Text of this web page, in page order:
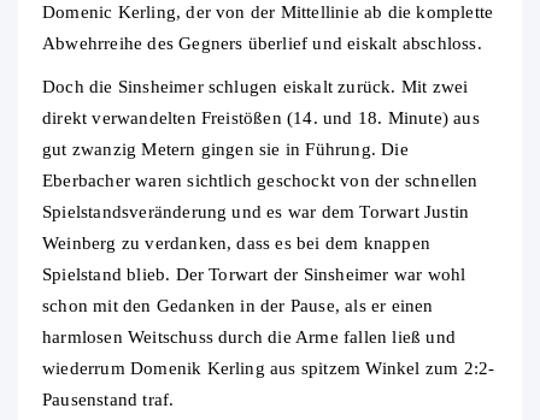
Domenic Kerling, der von der Mittellinie ab die komplette
Abwehrreihe des Gegners überlief und eiskalt abschloss.
Doch die Sinsheimer schlugen eiskalt zurück. Mit zwei
direkt verwandelten Freistößen (14. und 18. Minute) aus
gut zwanzig Metern gingen sie in Führung. Die
Eberbacher waren sichtlich geschockt von der schnellen
Spielstandsveränderung und es war dem Torwart Justin
Weinberg zu verdanken, dass es bei dem knappen
Spielstand blieb. Der Torwart der Sinsheimer war wohl
schon mit den Gedanken in der Pause, als er einen
harmlosen Weitschuss durch die Arme fallen ließ und
wiederrum Domenik Kerling aus spitzem Winkel zum 2:2-
Pausenstand traf.